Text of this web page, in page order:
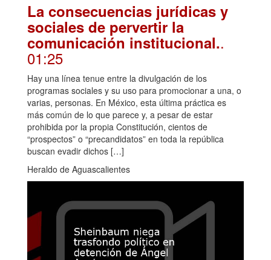
La consecuencias jurídicas y
sociales de pervertir la
comunicación institucional..
01:25
Hay una línea tenue entre la divulgación de los
programas sociales y su uso para promocionar a una, o
varias, personas. En México, esta última práctica es
más común de lo que parece y, a pesar de estar
prohibida por la propia Constitución, cientos de
“prospectos” o “precandidatos” en toda la república
buscan evadir dichos […]
Heraldo de Aguascalientes